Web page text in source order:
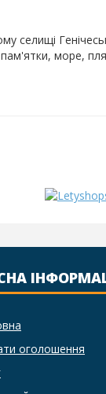
селищі
море,
оголошення